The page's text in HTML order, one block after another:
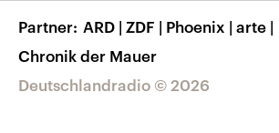
Barrierefreiheit
Deutschlandradio © 2026
Partner ARD | ZDF | Phoenix | arte |
Chronik der Mauer